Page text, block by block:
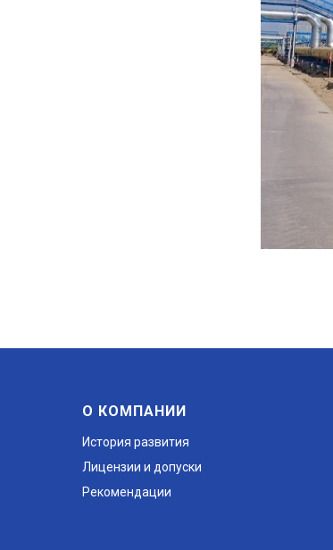
О КОМПАНИИ
История развития
Лицензии и допуски
Рекомендации